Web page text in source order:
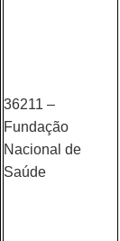
36211 –
Fundação
Nacional de
Saúde